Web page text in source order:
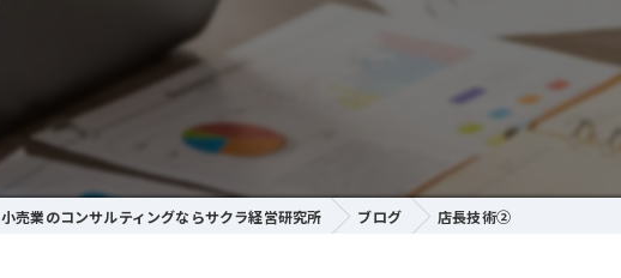
小売業のコンサルティングならサクラ経営研究所 ブログ 店長技術②